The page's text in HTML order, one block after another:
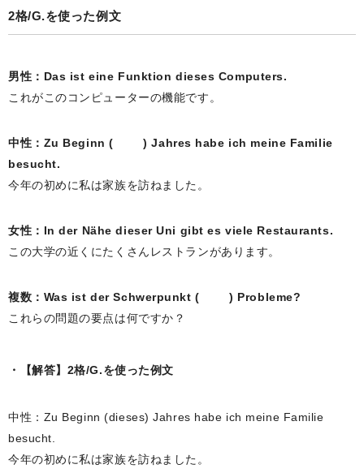
2格/G.を使った例文
男性：Das ist eine Funktion dieses Computers.
これがこのコンピューターの機能です。
中性：Zu Beginn ( ) Jahres habe ich meine Familie
besucht.
今年の初めに私は家族を訪ねました。
女性：In der Nähe dieser Uni gibt es viele Restaurants.
この大学の近くにたくさんレストランがあります。
複数：Was ist der Schwerpunkt ( ) Probleme?
これらの問題の要点は何ですか？
【解答】2格/G.を使った例文
中性：Zu Beginn (dieses) Jahres habe ich meine Familie
besucht.
今年の初めに私は家族を訪ねました。